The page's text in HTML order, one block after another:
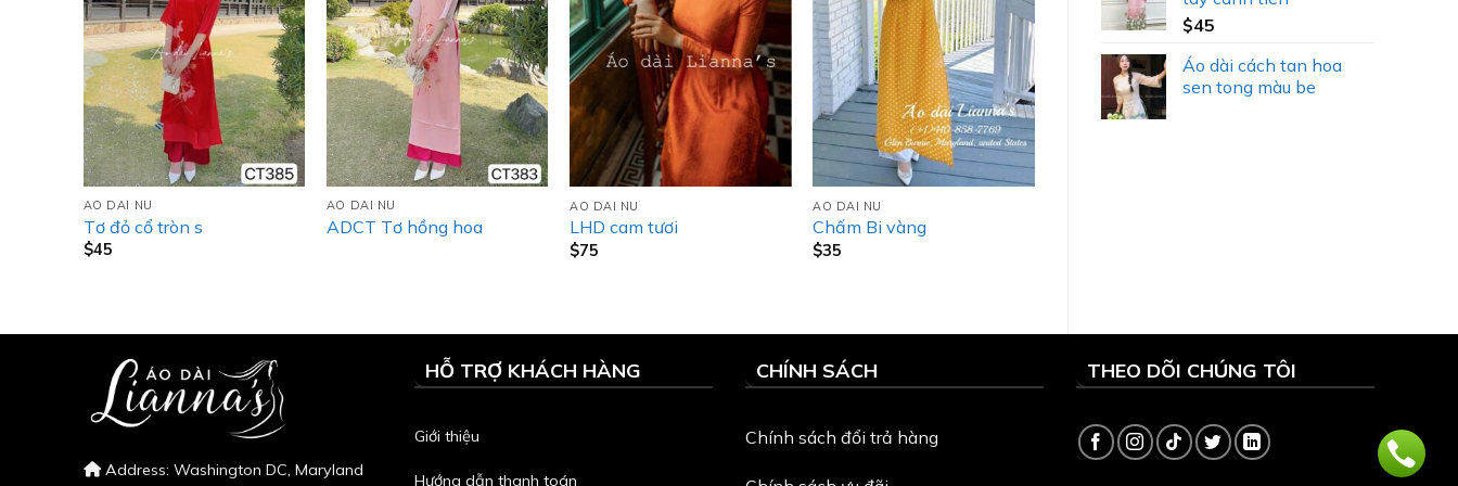
$45
Áo dài cách tan hoa
sen tong màu be
AO DAI NU
Tơ đỏ cổ tròn s
$45
AO DAI NU
ADCT Tơ hồng hoa
AO DAI NU
LHD cam tươi
$75
AO DAI NU
Chấm Bi vàng
$35
Address: Washington DC, Maryland
HỖ TRỢ KHÁCH HÀNG
Giới thiệu
Hướng dẫn thanh toán
CHÍNH SÁCH
Chính sách đổi trả hàng
THEO DÕI CHÚNG TÔI